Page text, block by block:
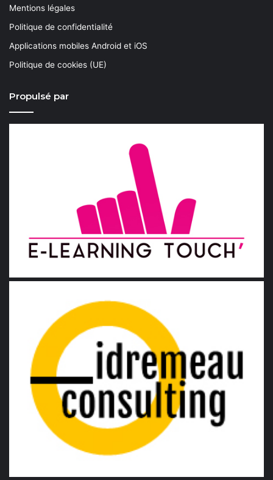
Mentions légales
Politique de confidentialité
Applications mobiles Android et iOS
Politique de cookies (UE)
Propulsé par